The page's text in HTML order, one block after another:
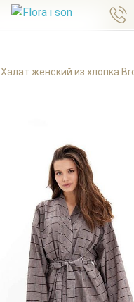
Халат женский из хлопка